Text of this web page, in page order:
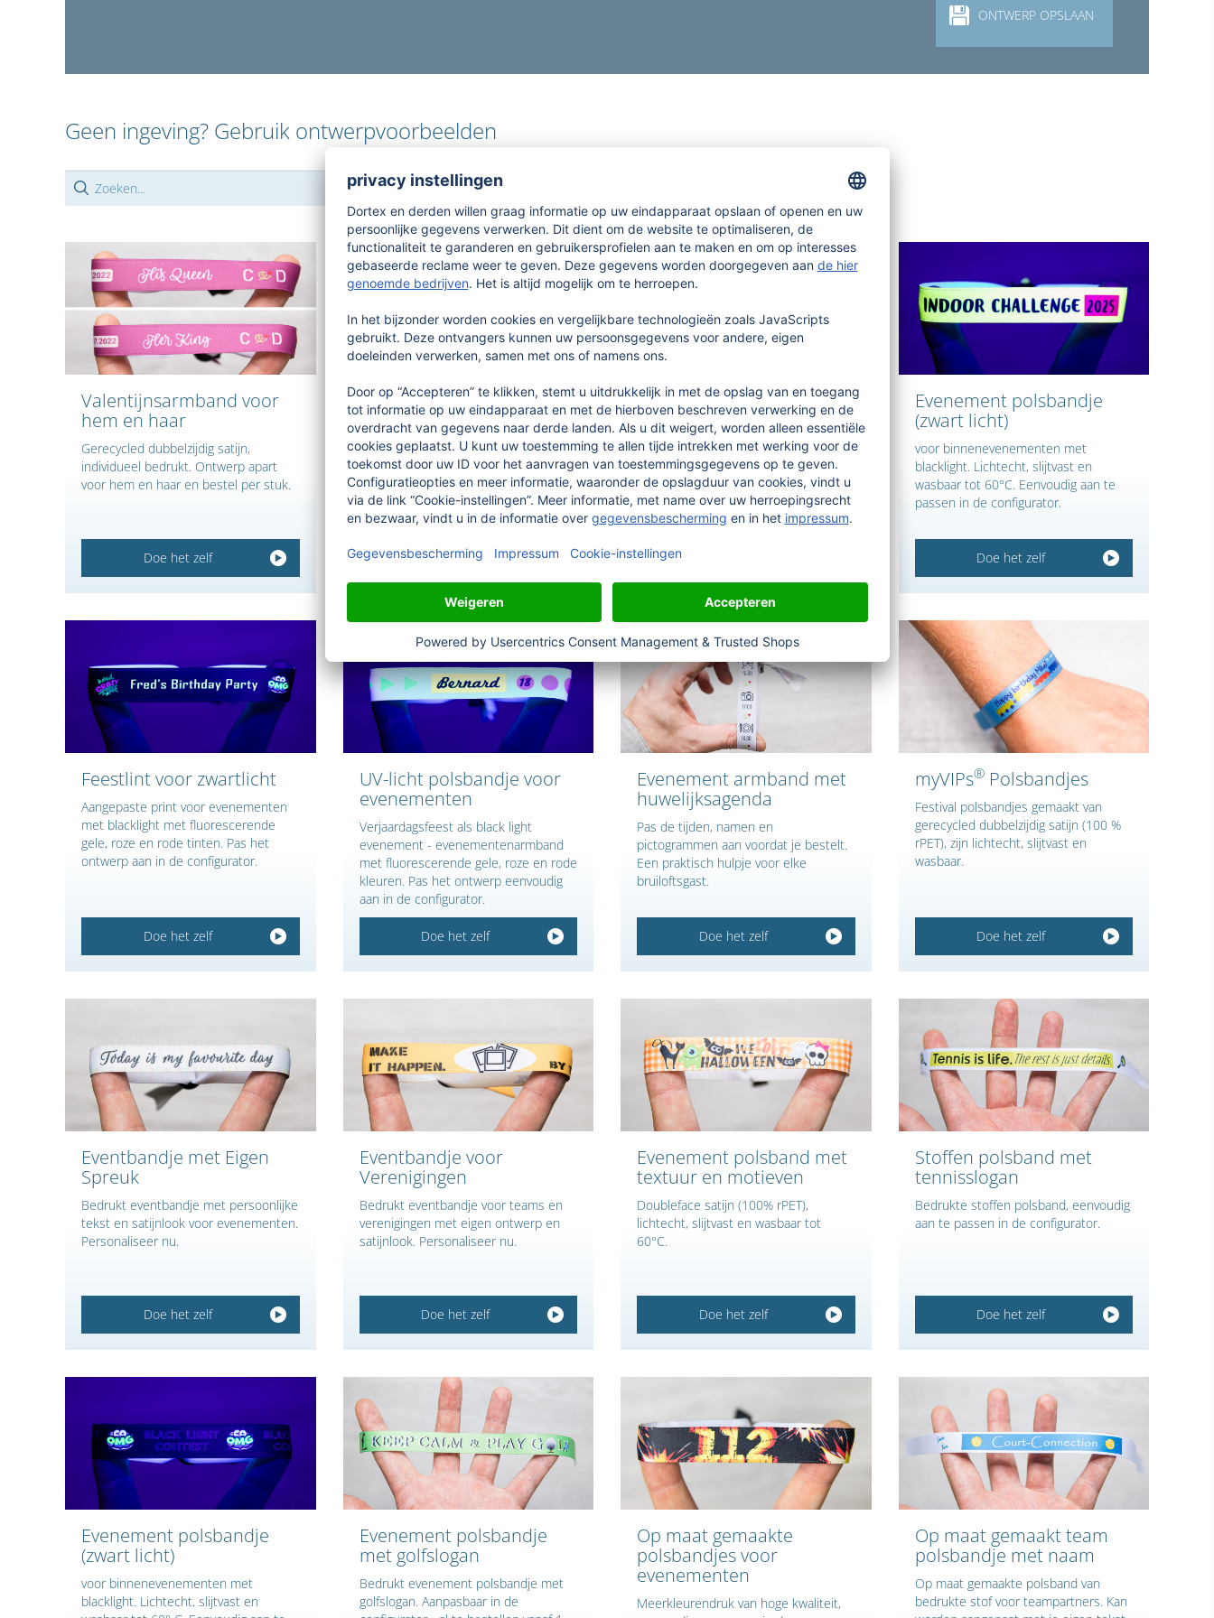
ONTWERP OPSLAAN
Geen ingeving? Gebruik ontwerpvoorbeelden
Valentijnsarmband voor
hem en haar
Gerecycled dubbelzijdig satijn,
individueel bedrukt. Ontwerp apart
voor hem en haar en bestel per stuk.
Doe het zelf
Evenement polsbandje,
individueel bedrukt
Gemaakt van hoogwaardig gerecycled
doubleface satijn (100% rPET),
lichtecht, slijtvast en wasbaar tot
60°C.
Doe het zelf
Evenement polsbandje
met UV-kleuren
myVIPs (zwart licht) met
fluorescerende kleuren geel, roze en
rood voor blacklight. Lichtbestendig,
slijtvast en wasbaar tot 60° C.
Evenement polsbandje
(zwart licht)
voor binnenevenementen met
blacklight. Lichtecht, slijtvast en
wasbaar tot 60°C. Eenvoudig aan te
passen in de configurator.
Doe het zelf
Feestlint voor zwartlicht
Aangepaste print voor evenementen
met blacklight met fluorescerende
gele, roze en rode tinten. Pas het
ontwerp aan in de configurator.
Doe het zelf
UV-licht polsbandje voor
evenementen
Verjaardagsfeest als black light
evenement - evenementenarmband
met fluorescerende gele, roze en rode
kleuren. Pas het ontwerp eenvoudig
aan in de configurator.
Doe het zelf
Evenement armband met
huwelijksagenda
Pas de tijden, namen en
pictogrammen aan voordat je bestelt.
Een praktisch hulpje voor elke
bruiloftsgast.
Doe het zelf
myVIPs®Polsbandjes
Festival polsbandjes gemaakt van
gerecycled dubbelzijdig satijn (100 %
rPET), zijn lichtecht, slijtvast en
wasbaar.
Doe het zelf
Eventbandje met Eigen
Spreuk
Bedrukt eventbandje met persoonlijke
tekst en satijnlook voor evenementen.
Personaliseer nu.
Doe het zelf
Eventbandje voor
Verenigingen
Bedrukt eventbandje voor teams en
verenigingen met eigen ontwerp en
satijnlook. Personaliseer nu.
Doe het zelf
Evenement polsband met
textuur en motieven
Doubleface satijn (100% rPET),
lichtecht, slijtvast en wasbaar tot
60°C.
Doe het zelf
Stoffen polsband met
tennisslogan
Bedrukte stoffen polsband, eenvoudig
aan te passen in de configurator.
Doe het zelf
Evenement polsbandje
(zwart licht)
voor binnenevenementen met
blacklight. Lichtecht, slijtvast en
Evenement polsbandje
met golfslogan
Bedrukt evenement polsbandje met
golfslogan. Aanpasbaar in de
Op maat gemaakte
polsbandjes voor
evenementen
Meerkleurendruk van hoge kwaliteit,
Op maat gemaakt team
polsbandje met naam
Op maat gemaakte polsband van
bedrukte stof voor teampartners. Kan